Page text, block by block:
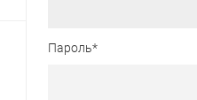
Пароль*